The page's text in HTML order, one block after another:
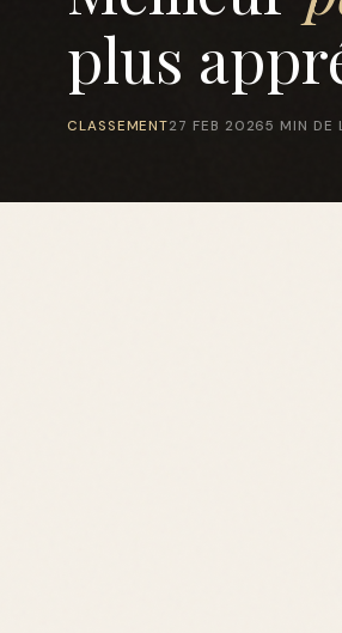
plus
CLASSEMENT27 FEB 20265 MIN DE